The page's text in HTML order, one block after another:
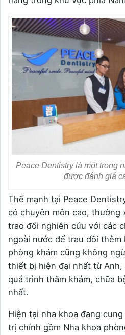
Peace Dentistry là một trong
được đánh giá
Thế mạnh tại Peace
có chuyên môn cao, thường
trao đổi nghiên cứu với các
ngoài nước để trau dồi
phòng khám cũng không
thiết bị hiện đại nhất từ
quá trình thăm khám, chữa
nhất.
Hiện tại nha khoa đang
trị chính gồm Nha khoa